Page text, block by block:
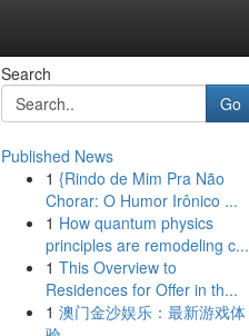
Search
Go
Published News
1 {Rindo de Mim Pra Não
Chorar: O Humor Irônico ...
1 How quantum physics
principles are remodeling c...
1 This Overview to
Residences for Offer in th...
1 澳门金沙娱乐：最新游戏体